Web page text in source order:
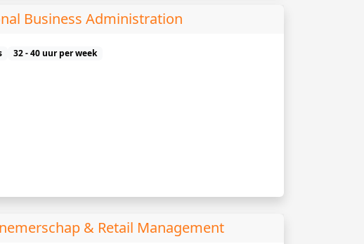
Business Administration
32 - 40 uur per week
& Retail Management